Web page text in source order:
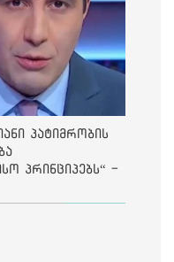
პატიმრობის
პრინციპებს“ -